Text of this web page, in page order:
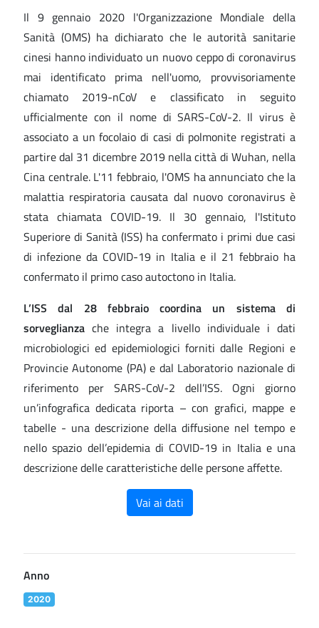
Il 9 gennaio 2020 l'Organizzazione Mondiale della
Sanità (OMS) ha dichiarato che le autorità sanitarie
cinesi hanno individuato un nuovo ceppo di coronavirus
mai identificato prima nell'uomo, provvisoriamente
chiamato 2019-nCoV e classificato in seguito
ufficialmente con il nome di SARS-CoV-2. Il virus è
associato a un focolaio di casi di polmonite registrati a
partire dal 31 dicembre 2019 nella città di Wuhan, nella
Cina centrale. L'11 febbraio, l'OMS ha annunciato che la
malattia respiratoria causata dal nuovo coronavirus è
stata chiamata COVID-19. Il 30 gennaio, l'Istituto
Superiore di Sanità (ISS) ha confermato i primi due casi
di infezione da COVID-19 in Italia e il 21 febbraio ha
confermato il primo caso autoctono in Italia.
L’ISS dal 28 febbraio coordina un sistema di
sorveglianza che integra a livello individuale i dati
microbiologici ed epidemiologici forniti dalle Regioni e
Provincie Autonome (PA) e dal Laboratorio nazionale di
riferimento per SARS-CoV-2 dell’ISS. Ogni giorno
un’infografica dedicata riporta – con grafici, mappe e
tabelle - una descrizione della diffusione nel tempo e
nello spazio dell’epidemia di COVID-19 in Italia e una
descrizione delle caratteristiche delle persone affette.
Vai ai dati
Anno
2020